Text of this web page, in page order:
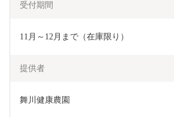
受付期間
11月～12月まで（在庫限り）
提供者
舞川健康農園